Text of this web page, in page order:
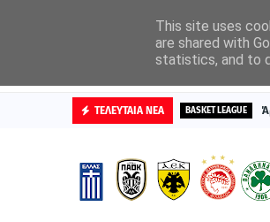
ΤΕΛΕΥΤΑΙΑ ΝΕΑ BASKET LEAGUE
This site uses
are shared with
statistics, and to